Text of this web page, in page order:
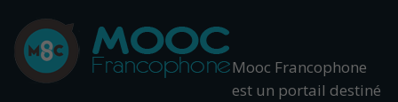
Mooc Francophone
est un portail destiné